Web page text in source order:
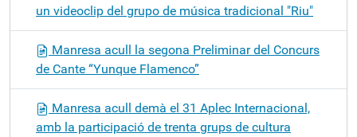
un videoclip del grupo de música tradicional "Riu"
Manresa acull la segona Preliminar del Concurs
de Cante “Yunque Flamenco”
Manresa acull demà el 31 Aplec Internacional,
amb la participació de trenta grups de cultura